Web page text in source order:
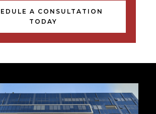
A CONSULTATION
TODAY